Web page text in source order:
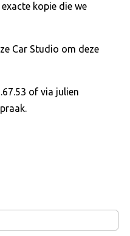
kopie die we
Car Studio om deze
of via julien